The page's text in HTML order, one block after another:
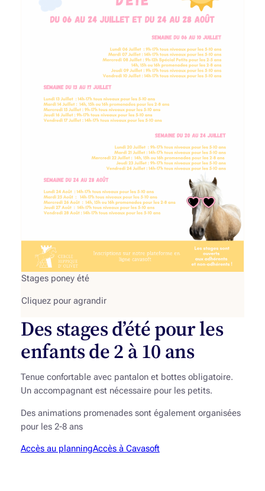
Stages poney été
Cliquez pour agrandir
Des stages d’été pour les
enfants de 2 à 10 ans
Tenue confortable avec pantalon et bottes obligatoire.
Un accompagnant est nécessaire pour les petits.
Des animations promenades sont également organisées
pour les 2-8 ans
Accès au planningAccès à Cavasoft